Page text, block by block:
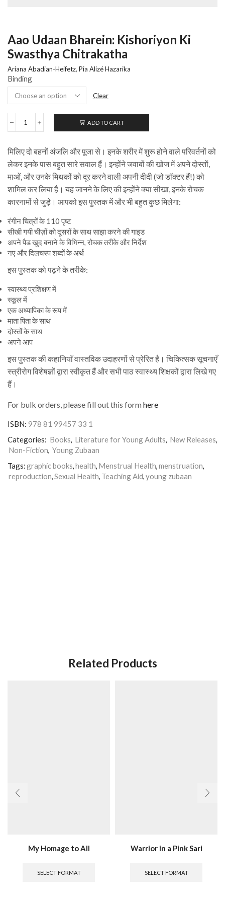
Aao Udaan Bharein: Kishoriyon Ki
Swasthya Chitrakatha
Ariana Abadian-Heifetz, Pia Alizé Hazarika
Binding
Clear
ADD TO CART
मिलिए दो बहनों अंजलि और पूजा से। इनके शरीर में शुरू होने वाले परिवर्तनों को
लेकर इनके पास बहुत सारे सवाल हैं। इन्होंने जवाबों की खोज में अपने दोस्तों,
माओं, और उनके मिथकों को दूर करने वाली अपनी दीदी (जो डॉक्टर हैं!) को
शामिल कर लिया है। यह जानने के लिए की इन्होंने क्या सीखा, इनके रोचक
कारनामों से जुड़े। आपको इस पुस्तक में और भी बहुत कुछ मिलेगा:
रंगीन चित्रों के 110 पृष्ट
सीखी गयी चीज़ों को दूसरों के साथ साझा करने की गाइड
अपने पैड खुद बनाने के विभिन्न, रोचक तरीके और निर्देश
नए और दिलचस्प शब्दों के अर्थ
इस पुस्तक को पढ़ने के तरीके:
स्वास्थ्य प्रशिक्षण में
स्कूल में
एक अध्यापिका के रूप में
माता पिता के साथ
दोस्तों के साथ
अपने आप
इस पुस्तक की कहानियाँ वास्तविक उदाहरणों से प्रेरित है। चिकित्सक सूचनाएँ
स्त्रीरोग विशेषज्ञों द्वारा स्वीकृत हैं और सभी पाठ स्वास्थ्य शिक्षकों द्वारा लिखे गए
हैं।
For bulk orders, please fill out this formhere
ISBN: 978 81 99457 33 1
Categories: Books, Literature for Young Adults, New Releases,
Non-Fiction, Young Zubaan
Tags:graphic books,health, Menstrual Health,menstruation,
reproduction,Sexual Health, Teaching Aid,young zubaan
Related Products
My Homage to All
SELECT FORMAT
Warrior in a Pink Sari
SELECT FORMAT